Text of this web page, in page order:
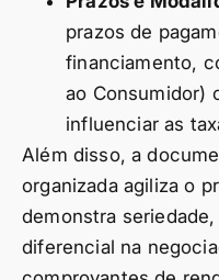
prazos de
financiamento,
ao Consumidor)
influenciar as
Além disso, a
organizada agiliza o
demonstra
diferencial na